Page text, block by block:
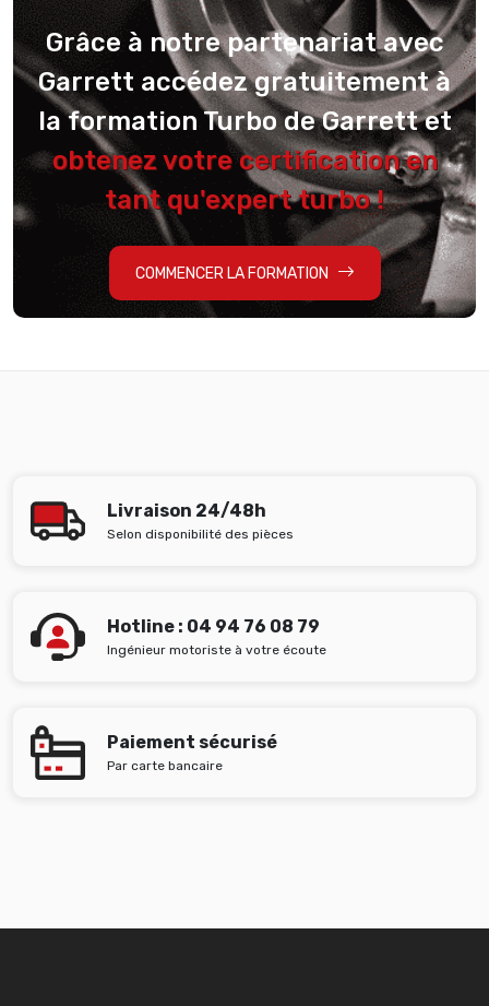
Grâce à notre partenariat avec
Garrett accédez gratuitement à
la formation Turbo de Garrett et
obtenez votre certification en
tant qu'expert turbo !
COMMENCER LA FORMATION
Livraison 24/48h
Selon disponibilité des pièces
Hotline : 04 94 76 08 79
Ingénieur motoriste à votre écoute
Paiement sécurisé
Par carte bancaire